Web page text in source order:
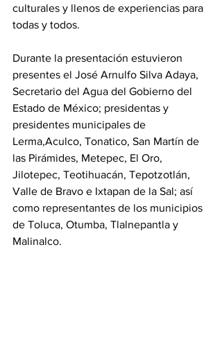
culturales y llenos de experiencias para
todas y todos.
Durante la presentación estuvieron
presentes el José Arnulfo Silva Adaya,
Secretario del Agua del Gobierno del
Estado de México; presidentas y
presidentes municipales de
Lerma,Aculco, Tonatico, San Martín de
las Pirámides, Metepec, El Oro,
Jilotepec, Teotihuacán, Tepotzotlán,
Valle de Bravo e Ixtapan de la Sal; así
como representantes de los municipios
de Toluca, Otumba, Tlalnepantla y
Malinalco.